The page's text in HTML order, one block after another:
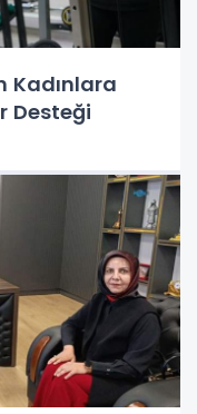
Kadınlara
Desteği